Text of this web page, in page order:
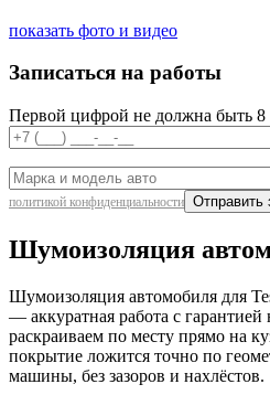
показать фото и видео
Записаться на работы
Первой цифрой не должна быть 8
политикой конфиденциальности
Шумоизоляция
Шумоизоляция автомобиля для
— аккуратная работа с гарантией
раскраиваем по месту прямо на
покрытие ложится точно по
машины, без зазоров и нахлёстов.